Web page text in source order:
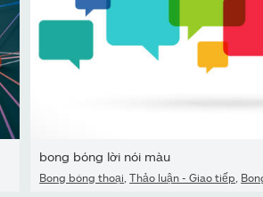
bong bóng lời nói màu
Bong bóng thoại ,Thảo luận - Giao tiếp